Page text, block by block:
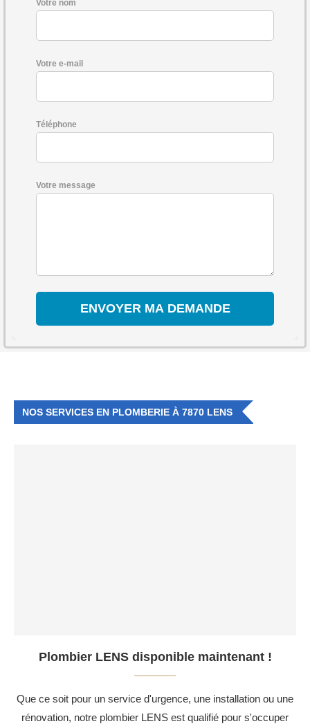
Votre nom
Votre e-mail
Téléphone
Votre message
NOS SERVICES EN PLOMBERIE À 7870 LENS
Plombier LENS disponible maintenant !
Que ce soit pour un service d'urgence, une installation ou une
rénovation, notre plombier LENS est qualifié pour s'occuper